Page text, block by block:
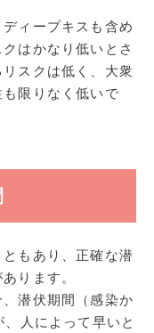
ィープキスも含め
はかなり低いとさ
スクは低く、大衆
限りなく低いで
もあり、正確な潜
ります。
潜伏期間（感染か
人によって早いと